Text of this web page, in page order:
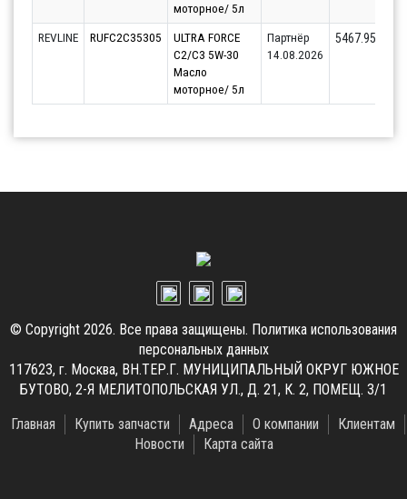
моторное/ 5л
REVLINE RUFC2C35305
ULTRA FORCE
C2/C3 5W-30
Масло
моторное/ 5л
Партнёр
14.08.2026
5467.95
© Copyright 2026. Все права защищены. Политика использования
персональных данных
117623, г. Москва, ВН.ТЕР.Г. МУНИЦИПАЛЬНЫЙ ОКРУГ ЮЖНОЕ
БУТОВО, 2-Я МЕЛИТОПОЛЬСКАЯ УЛ., Д. 21, К. 2, ПОМЕЩ. 3/1
Главная
Купить запчасти Адреса О компании
Клиентам
Новости
Карта сайта